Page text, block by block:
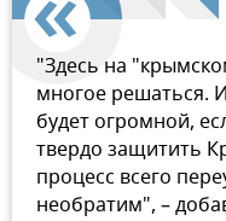
"Здесь на
многое решаться.
будет огромной,
твердо защитить
процесс всего
необратим", –